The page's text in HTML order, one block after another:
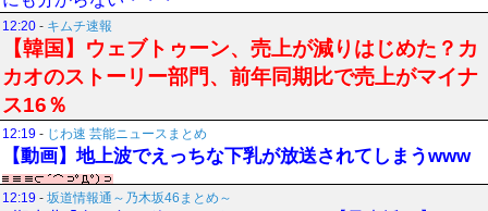
12:20 - キムチ速報
【韓国】ウェブトゥーン、売上が減りはじめた？カ
カオのストーリー部門、前年同期比で売上がマイナ
ス16％
12:19 - じわ速 芸能ニュースまとめ
【動画】地上波でえっちな下乳が放送されてしまうwww
12:19 - 坂道情報通～乃木坂46まとめ～